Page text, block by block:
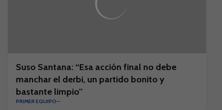
Suso Santana: “Esa acción final no debe
manchar el derbi, un partido bonito y
bastante limpio”
PRIMER EQUIPO